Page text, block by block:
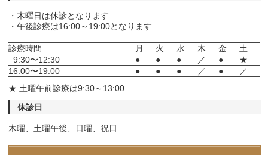
・木曜日は休診となります
・午後診療は16:00～19:00となります
診療時間 月 火 水 木 金
土
9:30〜12:30
● ● ● ／ ●
★
16:00〜19:00
● ● ● ／ ●
／
★ 土曜午前診療は9:30～13:00
休診日
木曜、土曜午後、日曜、祝日